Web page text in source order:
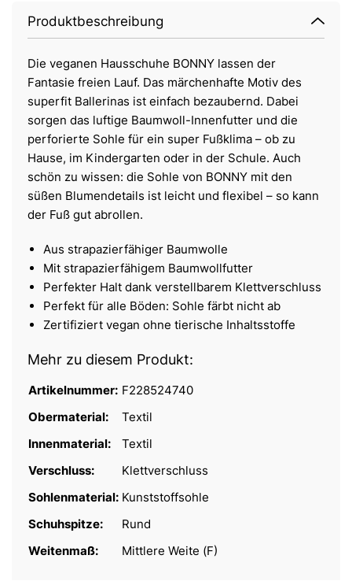
Produktbeschreibung
Die veganen Hausschuhe BONNY lassen der
Fantasie freien Lauf. Das märchenhafte Motiv des
superfit Ballerinas ist einfach bezaubernd. Dabei
sorgen das luftige Baumwoll-Innenfutter und die
perforierte Sohle für ein super Fußklima – ob zu
Hause, im Kindergarten oder in der Schule. Auch
schön zu wissen: die Sohle von BONNY mit den
süßen Blumendetails ist leicht und flexibel – so kann
der Fuß gut abrollen.
Aus strapazierfähiger Baumwolle
Mit strapazierfähigem Baumwollfutter
Perfekter Halt dank verstellbarem Klettverschluss
Perfekt für alle Böden: Sohle färbt nicht ab
Zertifiziert vegan ohne tierische Inhaltsstoffe
Mehr zu diesem Produkt:
Artikelnummer: F228524740
Obermaterial:
Textil
Innenmaterial:
Textil
Verschluss:
Klettverschluss
Sohlenmaterial: Kunststoffsohle
Schuhspitze:
Rund
Weitenmaß:
Mittlere Weite (F)